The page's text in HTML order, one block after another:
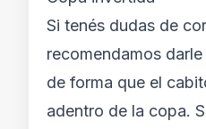
Si tenés dudas de
recomendamos
de forma que el
adentro de la copa.